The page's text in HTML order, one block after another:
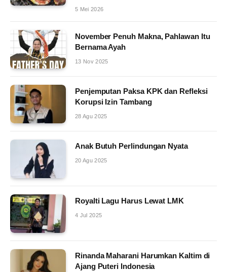
5 Mei 2026
November Penuh Makna, Pahlawan Itu
Bernama Ayah
13 Nov 2025
Penjemputan Paksa KPK dan Refleksi
Korupsi Izin Tambang
28 Agu 2025
Anak Butuh Perlindungan Nyata
20 Agu 2025
Royalti Lagu Harus Lewat LMK
4 Jul 2025
Rinanda Maharani Harumkan Kaltim di
Ajang Puteri Indonesia